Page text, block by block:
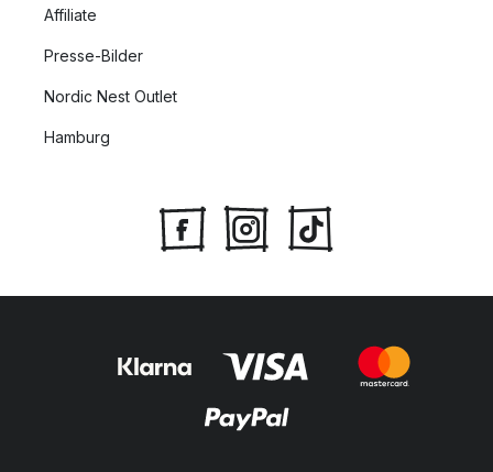
Affiliate
Presse-Bilder
Nordic Nest Outlet
Hamburg